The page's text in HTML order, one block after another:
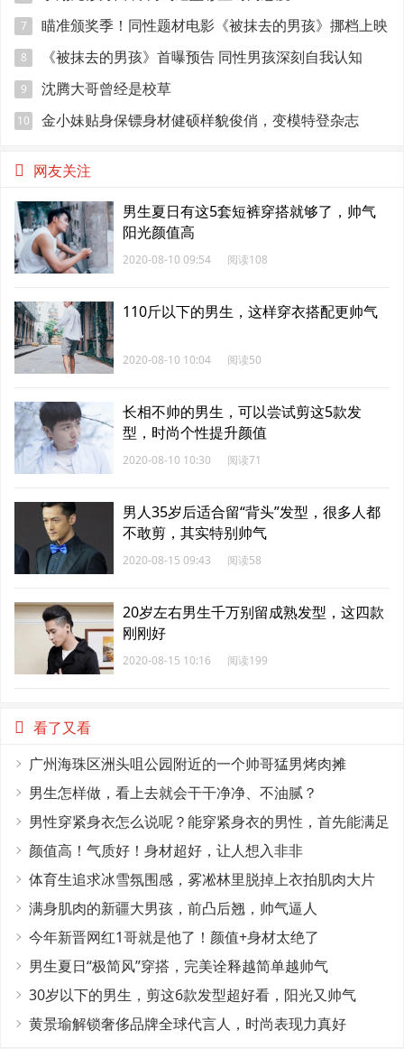
7 瞄准颁奖季！同性题材电影《被抹去的男孩》挪档上映
8 《被抹去的男孩》首曝预告 同性男孩深刻自我认知
9 沈腾大哥曾经是校草
10 金小妹贴身保镖身材健硕样貌俊俏，变模特登杂志
网友关注
男生夏日有这5套短裤穿搭就够了，帅气
阳光颜值高
2020-08-10 09:54 阅读108
110斤以下的男生，这样穿衣搭配更帅气
2020-08-10 10:04 阅读50
长相不帅的男生，可以尝试剪这5款发
型，时尚个性提升颜值
2020-08-10 10:30 阅读71
男人35岁后适合留“背头”发型，很多人都
不敢剪，其实特别帅气
2020-08-15 09:43 阅读58
20岁左右男生千万别留成熟发型，这四款
刚刚好
2020-08-15 10:16 阅读199
看了又看
广州海珠区洲头咀公园附近的一个帅哥猛男烤肉摊
男生怎样做，看上去就会干干净净、不油腻？
男性穿紧身衣怎么说呢？能穿紧身衣的男性，首先能满足
这4个条件
颜值高！气质好！身材超好，让人想入非非
体育生追求冰雪氛围感，雾凇林里脱掉上衣拍肌肉大片
满身肌肉的新疆大男孩，前凸后翘，帅气逼人
今年新晋网红1哥就是他了！颜值+身材太绝了
男生夏日“极简风”穿搭，完美诠释越简单越帅气
30岁以下的男生，剪这6款发型超好看，阳光又帅气
黄景瑜解锁奢侈品牌全球代言人，时尚表现力真好